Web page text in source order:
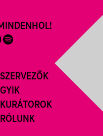
SZERVEZŐK
GYIK
KURÁTOROK
RÓLUNK